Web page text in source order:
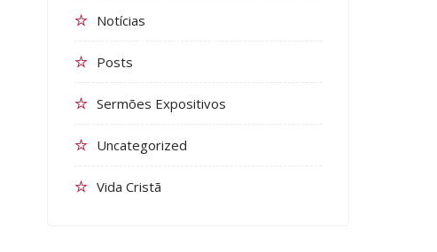
Notícias
Posts
Sermões Expositivos
Uncategorized
Vida Cristã